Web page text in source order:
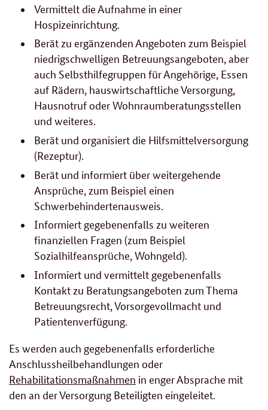
Vermittelt die Aufnahme in einer
Hospizeinrichtung.
Berät zu ergänzenden Angeboten zum Beispiel
niedrigschwelligen Betreuungsangeboten, aber
auch Selbsthilfegruppen für Angehörige, Essen
auf Rädern, hauswirtschaftliche Versorgung,
Hausnotruf oder Wohnraumberatungsstellen
und weiteres.
Berät und organisiert die Hilfsmittelversorgung
(Rezeptur).
Berät und informiert über weitergehende
Ansprüche, zum Beispiel einen
Schwerbehindertenausweis.
Informiert gegebenenfalls zu weiteren
finanziellen Fragen (zum Beispiel
Sozialhilfeansprüche, Wohngeld).
Informiert und vermittelt gegebenenfalls
Kontakt zu Beratungsangeboten zum Thema
Betreuungsrecht, Vorsorgevollmacht und
Patientenverfügung.
Es werden auch gegebenenfalls erforderliche
Anschlussheilbehandlungen oder
Rehabilitationsmaßnahmen in enger Absprache mit
den an der Versorgung Beteiligten eingeleitet.